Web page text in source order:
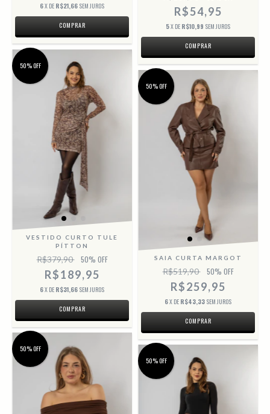
6X DE R$21,66 SEM JUROS
COMPRAR
R$54,95
5X DE R$10,99 SEM JUROS
COMPRAR
50% OFF
VESTIDO CURTO TULE
PÍTTON
R$379,90 50% OFF
R$189,95
6X DE R$31,66 SEM JUROS
COMPRAR
50% OFF
SAIA CURTA MARGOT
R$519,90 50% OFF
R$259,95
6X DE R$43,33 SEM JUROS
COMPRAR
50% OFF
50% OFF